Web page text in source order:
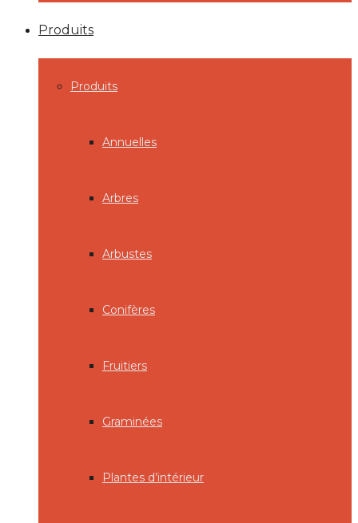
Produits
Produits
Annuelles
Arbres
Arbustes
Conifères
Fruitiers
Graminées
Plantes d’intérieur